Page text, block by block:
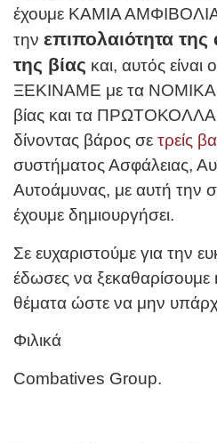
έχουμε ΚΑΜΙΑ
την επιπολαιότητα
της βίας και, αυτός
ΞΕΚΙΝΑΜΕ με τα ΝΟΜΙΚΑ
βίας και τα
δίνοντας βάρος σε τρείς
συστήματος Ασφάλειας,
Αυτοάμυνας, με αυτή την
έχουμε δημιουργήσει.
Σε ευχαριστούμε για την
έδωσες να ξεκαθαρίσουμε
θέματα ώστε να μην
Φιλικά
Combatives Group.